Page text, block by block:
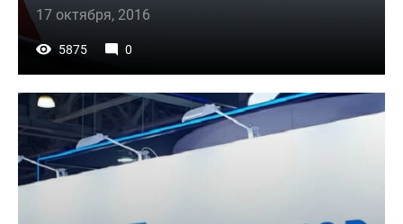
17 октября, 2016
5875 0